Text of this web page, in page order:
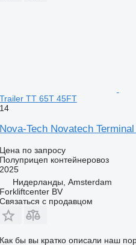
Trailer TT 65T 45FT
14
Nova-Tech Novatech
Цена по запросу
Полуприцеп контейнеровоз
2025
Нидерланды, Amsterdam
Forkliftcenter BV
Связаться с продавцом
Как бы вы кратко описали наш